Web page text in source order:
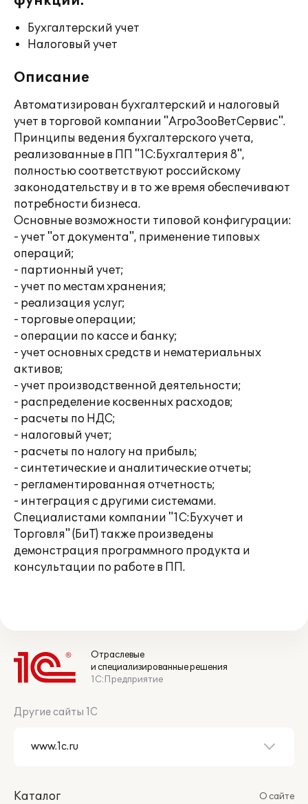
Бухгалтерский учет
Налоговый учет
Описание
Автоматизирован бухгалтерский и налоговый
учет в торговой компании "АгроЗооВетСервис".
Принципы ведения бухгалтерского учета,
реализованные в ПП "1С:Бухгалтерия 8",
полностью соответствуют российскому
законодательству и в то же время обеспечивают
потребности бизнеса.
Основные возможности типовой конфигурации:
- учет "от документа", применение типовых
операций;
- партионный учет;
- учет по местам хранения;
- реализация услуг;
- торговые операции;
- операции по кассе и банку;
- учет основных средств и нематериальных
активов;
- учет производственной деятельности;
- распределение косвенных расходов;
- расчеты по НДС;
- налоговый учет;
- расчеты по налогу на прибыль;
- синтетические и аналитические отчеты;
- регламентированная отчетность;
- интеграция с другими системами.
Специалистами компании "1С:Бухучет и
Торговля" (БиТ) также произведены
демонстрация программного продукта и
консультации по работе в ПП.
Отраслевые
и специализированные решения
1С:Предприятие
Другие сайты 1С
Каталог
О сайте